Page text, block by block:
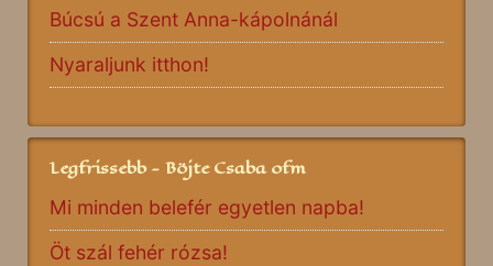
Búcsú a Szent Anna-kápolnánál
Nyaraljunk itthon!
Legfrissebb - Böjte Csaba ofm
Mi minden belefér egyetlen napba!
Öt szál fehér rózsa!